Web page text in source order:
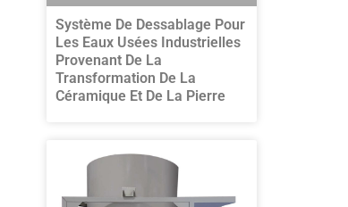
Système De Dessablage Pour
Les Eaux Usées Industrielles
Provenant De La
Transformation De La
Céramique Et De La Pierre